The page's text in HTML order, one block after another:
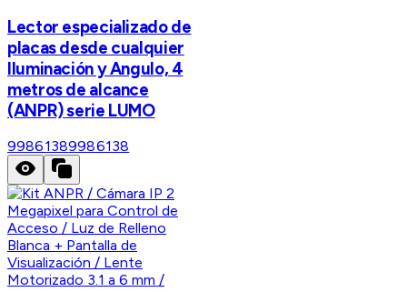
Lector especializado de
placas desde cualquier
Iluminación y Angulo, 4
metros de alcance
(ANPR) serie LUMO
99861389986138